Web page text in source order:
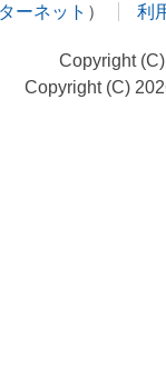
ーネット ） 利
Copyright
Copyright (C)